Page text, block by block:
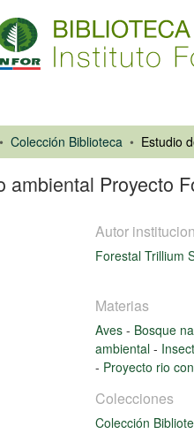
Colección Biblioteca
ambiental Proyecto
Autor
Forestal Trillium
Materias
Aves - Bosque
ambiental -
- Proyecto rio
Colecciones
Colección